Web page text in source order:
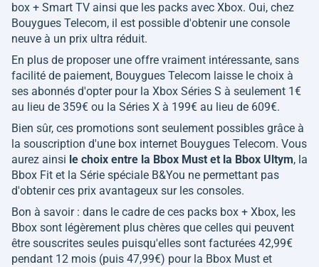
box + Smart TV ainsi que les packs avec Xbox. Oui, chez
Bouygues Telecom, il est possible d'obtenir une console
neuve à un prix ultra réduit.
En plus de proposer une offre vraiment intéressante, sans
facilité de paiement, Bouygues Telecom laisse le choix à
ses abonnés d'opter pour la Xbox Séries S à seulement 1€
au lieu de 359€ ou la Séries X à 199€ au lieu de 609€.
Bien sûr, ces promotions sont seulement possibles grâce à
la souscription d'une box internet Bouygues Telecom. Vous
aurez ainsi le choix entre la Bbox Must et la Bbox Ultym, la
Bbox Fit et la Série spéciale B&You ne permettant pas
d'obtenir ces prix avantageux sur les consoles.
Bon à savoir : dans le cadre de ces packs box + Xbox, les
Bbox sont légèrement plus chères que celles qui peuvent
être souscrites seules puisqu'elles sont facturées 42,99€
pendant 12 mois (puis 47,99€) pour la Bbox Must et